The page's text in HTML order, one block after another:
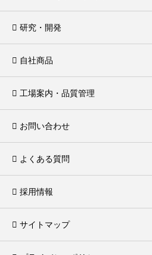
研究・開発
自社商品
工場案内・品質管理
お問い合わせ
よくある質問
採用情報
サイトマップ